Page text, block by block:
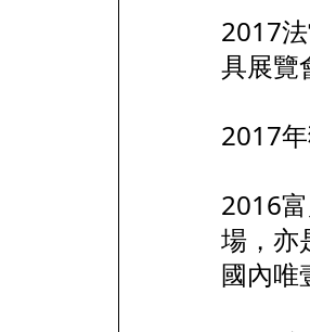
2017
具展覽
2017
2016
場，亦
國內唯